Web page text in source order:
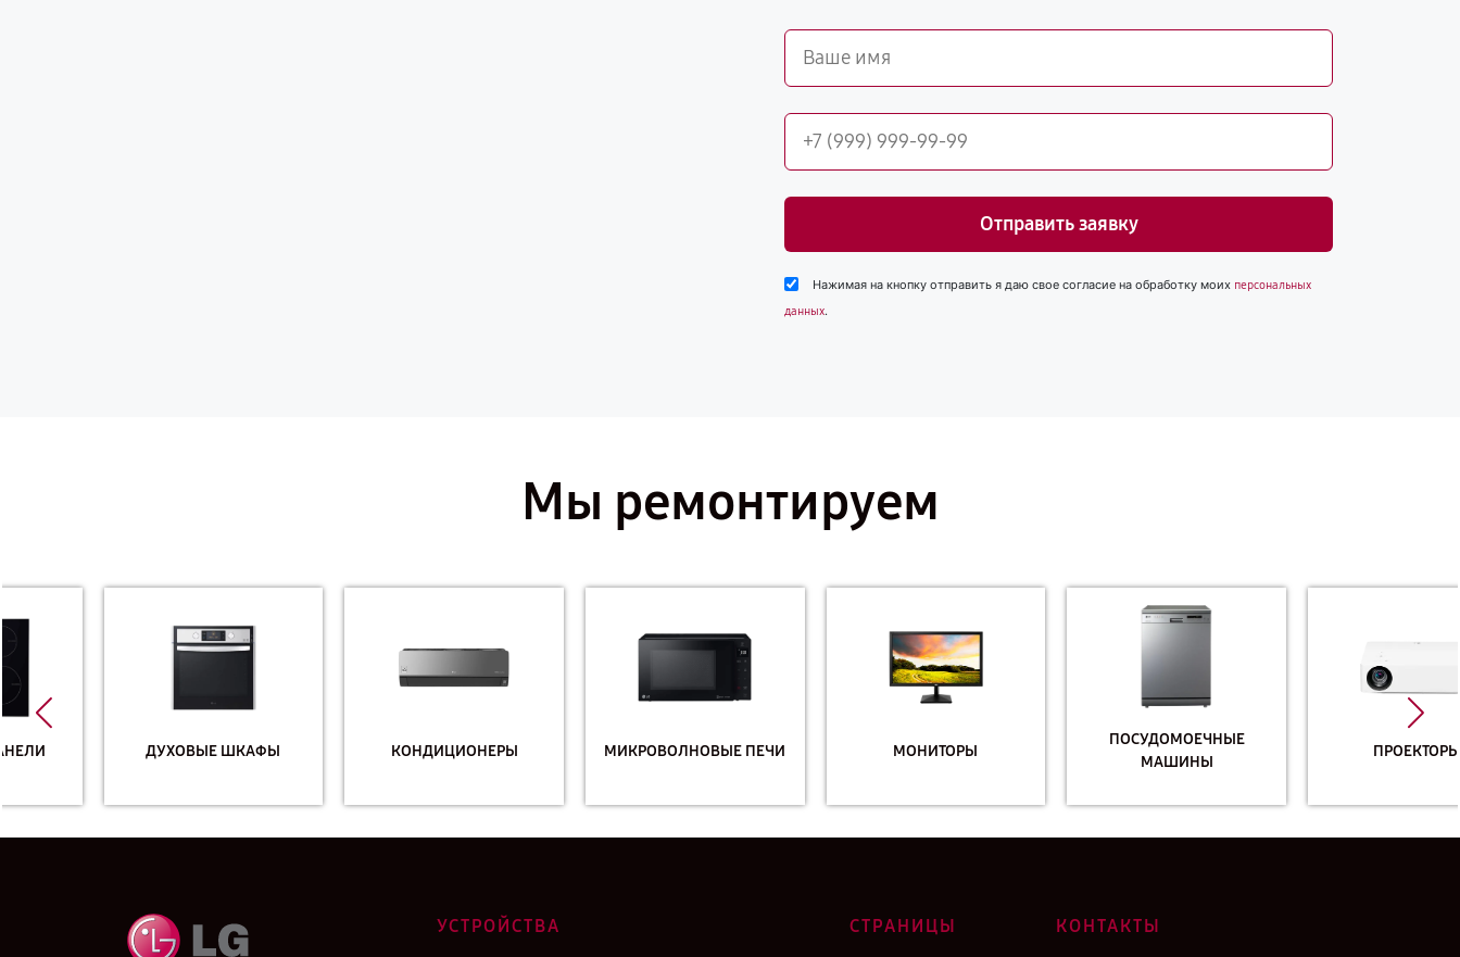
Отправить заявку
Нажимая на кнопку отправить я даю свое согласие на обработку моих персональных
данных.
Мы ремонтируем
ДУХОВЫЕ ШКАФЫ КОНДИЦИОНЕРЫ МИКРОВОЛНОВЫЕ ПЕЧИ
ПОСУДОМОЕЧНЫЕ
ПРОЕКТОРЫ
УСТРОЙСТВА СТРАНИЦЫ КОНТАКТЫ